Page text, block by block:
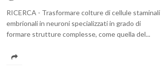
RICERCA - Trasformare colture di cellule staminali
embrionali in neuroni specializzati in grado di
formare strutture complesse, come quella del...